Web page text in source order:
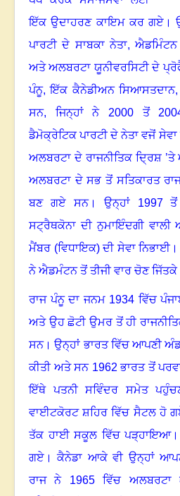
ਇੱਕ ਉਦਾਹਰਣ ਕਾਇਮ ਕਰ ਗਏ ।
ਪਾਰਟੀ ਦੇ ਸਾਬਕਾ ਨੇਤਾ,
ਅਤੇ ਅਲਬਰਟਾ ਯੂਨੀਵਰਸਿਟੀ ਦੇ
ਪੰਨੂ,ਇੱਕ ਕੈਨੇਡੀਅਨ ਸਿਆਸਤਦਾਨ
ਸਨ, ਜਿਨ੍ਹਾਂ ਨੇ 2000ਤੋਂ
ਡੈਮੋਕ੍ਰੇਟਿਕ ਪਾਰਟੀ ਦੇ ਨੇਤਾ ਵਜੋਂ ਸੇਵਾ
ਅਲਬਰਟਾ ਦੇ ਰਾਜਨੀਤਿਕ ਦ੍ਰਿਸ਼
ਅਲਬਰਟਾ ਦੇ ਸਭ ਤੋਂ ਸਤਿਕਾਰਤ
ਬਣ ਗਏ ਸਨ। ਉਨ੍ਹਾਂ 1997ਤੋਂ
ਸਟ੍ਰੈਥਕੋਨਾ ਦੀ ਨੁਮਾਇੰਦਗੀ ਵਾਲੀ
ਮੈਂਬਰ (ਵਿਧਾਇਕ) ਦੀ ਸੇਵਾ ਨਿਭਾਈ।
ਨੇ ਐਡਮੰਟਨ ਤੋਂ ਤੀਜੀ ਵਾਰ ਚੋਣ ਜਿੱਤਕੇ
ਰਾਜ ਪੰਨੂ ਦਾ ਜਨਮ 1934 ਵਿੱਚ
ਅਤੇ ਉਹ ਛੋਟੀ ਉਮਰ ਤੋਂ ਹੀ
ਸਨ।ਉਨ੍ਹਾਂ ਭਾਰਤ ਵਿੱਚ ਆਪਣੀ
ਕੀਤੀ ਅਤੇ ਸਨ 1962 ਭਾਰਤ ਤੋਂ
ਇੱਥੇ ਪਤਨੀ ਸਵਿੰਦਰ ਸਮੇਤ
ਵਾਈਟਕੋਰਟ ਸ਼ਹਿਰ ਵਿੱਚ ਸੈਟਲ ਹੋ
ਤੱਕ ਹਾਈ ਸਕੂਲ ਵਿੱਚ ਪੜ੍ਹਾਇਆ।
ਗਏ ।ਕੈਨੇਡਾ ਆਕੇ ਵੀ ਉਨ੍ਹਾਂ
ਰਾਜ ਨੇ 1965ਵਿੱਚ ਅਲਬਰਟਾ